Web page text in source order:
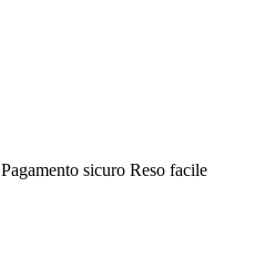
Pagamento sicuro Reso facile